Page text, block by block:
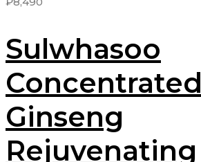
Sulwhasoo
Concentrated
Ginseng
Rejuvenating